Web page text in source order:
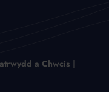
a Chwcis